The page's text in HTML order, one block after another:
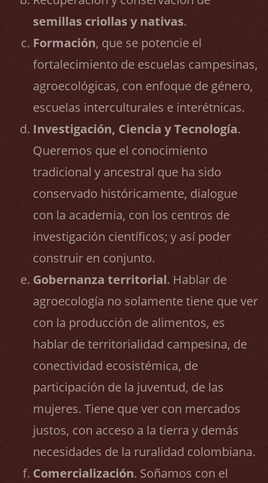
semillas criollas y nativas.
Formación, que se potencie el
fortalecimiento de escuelas campesinas,
agroecológicas, con enfoque de género,
escuelas interculturales e interétnicas.
Investigación, Ciencia y Tecnología.
Queremos que el conocimiento
tradicional y ancestral que ha sido
conservado históricamente, dialogue
con la academia, con los centros de
investigación científicos; y así poder
construir en conjunto.
Gobernanza territorial. Hablar de
agroecología no solamente tiene que ver
con la producción de alimentos, es
hablar de territorialidad campesina, de
conectividad ecosistémica, de
participación de la juventud, de las
mujeres. Tiene que ver con mercados
justos, con acceso a la tierra y demás
necesidades de la ruralidad colombiana.
Comercialización. Soñamos con el